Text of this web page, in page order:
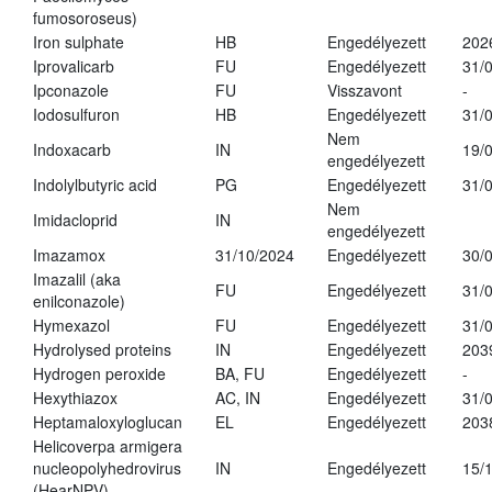
fumosoroseus)
Iron sulphate
HB Engedélyezett
Iprovalicarb
FU Engedélyezett
31/
Ipconazole
FU Visszavont
-
Iodosulfuron
HB Engedélyezett
31/
Indoxacarb
IN
Nem
engedélyezett
19/
Indolylbutyric acid
PG Engedélyezett
31/
Imidacloprid
IN
Nem
engedélyezett
Imazamox
31/10/2024 Engedélyezett
30/
Imazalil (aka
enilconazole)
FU Engedélyezett
31/
Hymexazol
FU Engedélyezett
31/
Hydrolysed proteins
IN Engedélyezett
Hydrogen peroxide
BA, FU Engedélyezett
-
Hexythiazox
AC, IN Engedélyezett
31/
Heptamaloxyloglucan
EL Engedélyezett
Helicoverpa armigera
nucleopolyhedrovirus
IN Engedélyezett 15/